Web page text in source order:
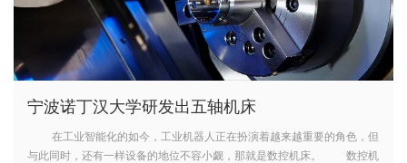
宁波诺丁汉大学研发出五轴机床
在工业智能化的如今，工业机器人正在扮演着越来越重要的角色，但
与此同时，还有一样设备的地位不容小觑，那就是数控机床。 数控机